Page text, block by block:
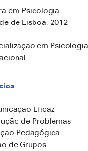
em Psicologia
de Lisboa, 2012
em Psicologia
Eficaz
de Problemas
Pedagógica
de Grupos